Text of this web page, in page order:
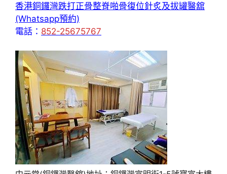
香港銅鑼灣跌打正骨整脊啪骨復位針炙及拔罐醫舘
(Whatsapp預約)
電話： 852-25675767